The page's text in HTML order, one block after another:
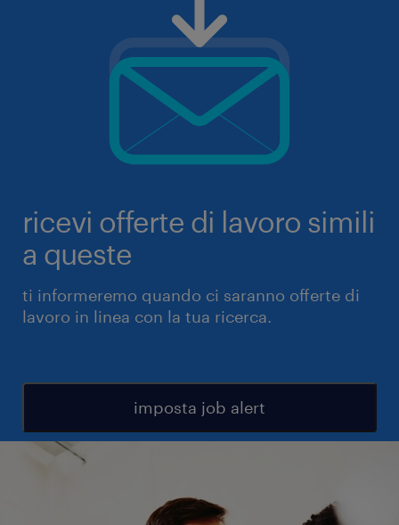
ricevi offerte di lavoro simili
a queste
ti informeremo quando ci saranno offerte di
lavoro in linea con la tua ricerca.
imposta job alert